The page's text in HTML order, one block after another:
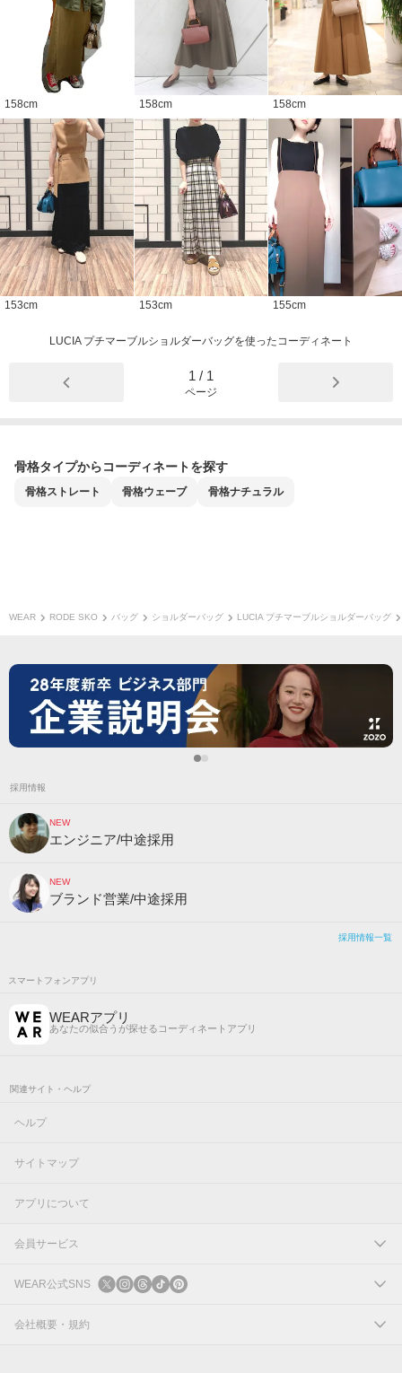
158cm 158cm 158cm
153cm 153cm 155cm
LUCIA プチマーブルショルダーバッグを使ったコーディネート
1 / 1
ページ
骨格タイプからコーディネートを探す
骨格ストレート 骨格ウェーブ 骨格ナチュラル
WEAR RODE SKO バッグ ショルダーバッグ LUCIA プチマーブルショルダーバッグ
採用情報
NEW
エンジニア/中途採用
NEW
ブランド営業/中途採用
採用情報一覧
スマートフォンアプリ
WEARアプリ
あなたの似合うが探せるコーディネートアプリ
関連サイト・ヘルプ
ヘルプ
サイトマップ
アプリについて
会員サービス
ログイン
新規会員登録
WEAR公式SNS
X
会社概要・規約